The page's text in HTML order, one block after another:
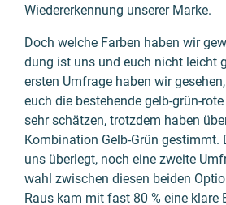
Wieder­erken­nung unserer Marke.
Doch welche Farben haben wir
dung ist uns und euch nicht leicht
ersten Umfrage haben wir
euch die beste­hende gelb-grün-
sehr schätzen, trotz­dem haben
Kombi­nation Gelb-Grün gestimmt.
uns über­legt, noch eine zweite
wahl zwischen diesen beiden
Raus kam mit fast 80 % eine klare